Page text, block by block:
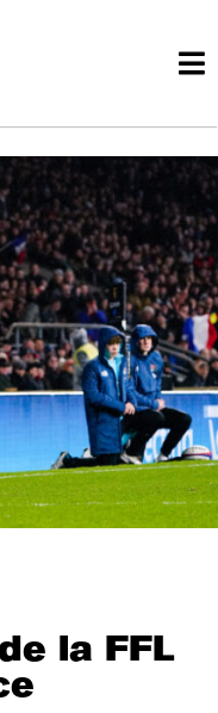
la FFL